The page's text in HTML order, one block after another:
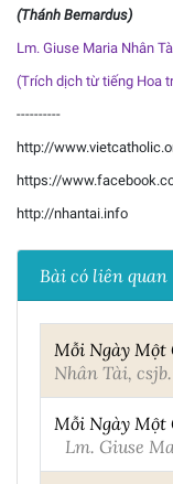
(Thánh Bernardus)
Lm. Giuse Maria Nhân
(Trích dịch từ tiếng Hoa
----------
http://
https://
http://nhantai.info
Bài có liên quan
Mỗi Ngày Một
Nhân Tài, csjb.
Mỗi Ngày Một
Lm. Giuse